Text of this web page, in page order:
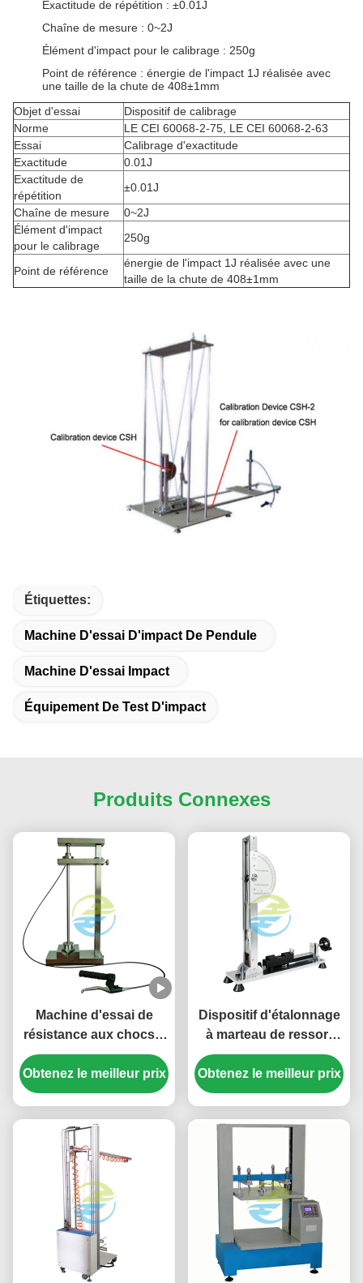
Exactitude de répétition : ±0.01J
Chaîne de mesure : 0~2J
Élément d'impact pour le calibrage : 250g
Point de référence : énergie de l'impact 1J réalisée avec
une taille de la chute de 408±1mm
Objet d'essai
Dispositif de calibrage
Norme
LE CEI 60068-2-75, LE CEI 60068-2-63
Essai
Calibrage d'exactitude
Exactitude
0.01J
Exactitude de
répétition
±0.01J
Chaîne de mesure
0~2J
Élément d'impact
pour le calibrage
250g
Point de référence
énergie de l'impact 1J réalisée avec une
taille de la chute de 408±1mm
Étiquettes:
Machine D'essai D'impact De Pendule
Machine D'essai Impact
Équipement De Test D'impact
Produits Connexes
Machine d'essai de
résistance aux chocs à
froid pour les
accessoires électriques
et les câbles IEC 60884
basse température
Obtenez le meilleur prix
Dispositif d'étalonnage
à marteau de ressort
pour la vérification de
l'énergie d'impact.
Obtenez le meilleur prix